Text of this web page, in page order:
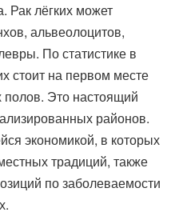
Рак лёгких может
альвеолоцитов,
По статистике в
стоит на первом месте
полов. Это настоящий
районов.
экономикой, в которых
традиций, также
по заболеваемости